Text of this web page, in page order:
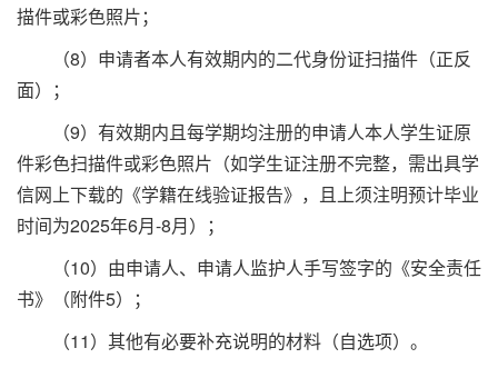
描件或彩色照片；
（8）申请者本人有效期内的二代身份证扫描件（正反
面）；
（9）有效期内且每学期均注册的申请人本人学生证原
件彩色扫描件或彩色照片（如学生证注册不完整，需出具学
信网上下载的《学籍在线验证报告》，且上须注明预计毕业
时间为2025年6月-8月）；
（10）由申请人、申请人监护人手写签字的《安全责任
书》（附件5）；
（11）其他有必要补充说明的材料（自选项）。